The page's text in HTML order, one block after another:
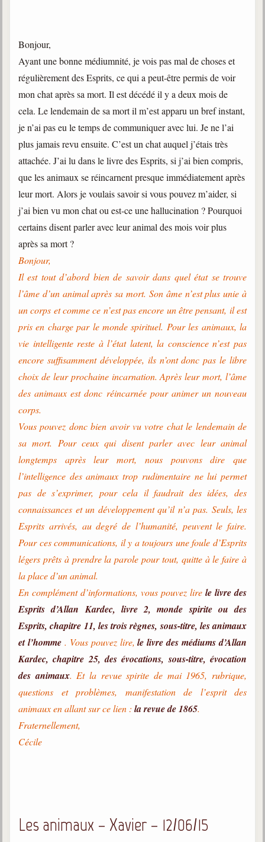
Bonjour,
Ayant une bonne médiumnité, je vois pas mal de choses et
régulièrement des Esprits, ce qui a peut-être permis de voir
mon chat après sa mort. Il est décédé il y a deux mois de
cela. Le lendemain de sa mort il m’est apparu un bref instant,
je n’ai pas eu le temps de communiquer avec lui. Je ne l’ai
plus jamais revu ensuite. C’est un chat auquel j’étais très
attachée. J’ai lu dans le livre des Esprits, si j’ai bien compris,
que les animaux se réincarnent presque immédiatement après
leur mort. Alors je voulais savoir si vous pouvez m’aider, si
j’ai bien vu mon chat ou est-ce une hallucination ? Pourquoi
certains disent parler avec leur animal des mois voir plus
après sa mort ?
Bonjour,
Il est tout d’abord bien de savoir dans quel état se trouve
l’âme d’un animal après sa mort. Son âme n’est plus unie à
un corps et comme ce n’est pas encore un être pensant, il est
pris en charge par le monde spirituel. Pour les animaux, la
vie intelligente reste à l’état latent, la conscience n’est pas
encore suffisamment développée, ils n’ont donc pas le libre
choix de leur prochaine incarnation. Après leur mort, l’âme
des animaux est donc réincarnée pour animer un nouveau
corps.
Vous pouvez donc bien avoir vu votre chat le lendemain de
sa mort. Pour ceux qui disent parler avec leur animal
longtemps après leur mort, nous pouvons dire que
l’intelligence des animaux trop rudimentaire ne lui permet
pas de s’exprimer, pour cela il faudrait des idées, des
connaissances et un développement qu’il n’a pas. Seuls, les
Esprits arrivés, au degré de l’humanité, peuvent le faire.
Pour ces communications, il y a toujours une foule d’Esprits
légers prêts à prendre la parole pour tout, quitte à le faire à
la place d’un animal.
En complément d’informations, vous pouvez lire le livre des
Esprits d’Allan Kardec, livre 2, monde spirite ou des
Esprits, chapitre 11, les trois règnes, sous-titre, les animaux
et l’homme. Vous pouvez lire,le livre des médiums d’Allan
Kardec, chapitre 25, des évocations, sous-titre, évocation
des animaux. Et la revue spirite de mai 1965, rubrique,
questions et problèmes, manifestation de l’esprit des
animaux en allant sur ce lien : la revue de 1865.
Fraternellement,
Cécile
Les animaux – Xavier – 12/06/15